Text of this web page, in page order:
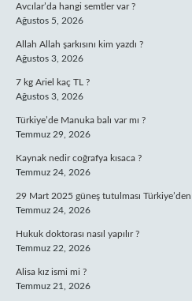
Avcılar’da hangi semtler var ?
Ağustos 5, 2026
Allah Allah şarkısını kim yazdı ?
Ağustos 3, 2026
7 kg Ariel kaç TL ?
Ağustos 3, 2026
Türkiye’de Manuka balı var mı ?
Temmuz 29, 2026
Kaynak nedir coğrafya kısaca ?
Temmuz 24, 2026
29 Mart 2025 güneş tutulması
Temmuz 24, 2026
Hukuk doktorası nasıl yapılır ?
Temmuz 22, 2026
Alisa kız ismi mi ?
Temmuz 21, 2026